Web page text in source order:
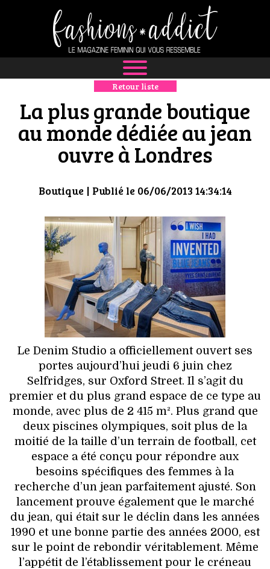
NEWS
MODE
LUXE
DÉFILÉS
BOUTIQUE
CULTURE
HIGH TECH
MAISON
AUTO
LIEUX TENDANCES
BEAUTÉ
MODE DE RUE
JEUNES CRÉATEURS
HISTOIRE DES MARQUES
DÉCO
VOYAGES & LOISIRS
Retour liste
La plus grande boutique
au monde dédiée au jean
ouvre à Londres
Boutique| Publié le 06/06/2013 14:34:14
Le Denim Studio a officiellement ouvert ses
portes aujourd’hui jeudi 6 juin chez
Selfridges, sur Oxford Street. Il s’agit du
premier et du plus grand espace de ce type au
monde, avec plus de 2 415 m². Plus grand que
deux piscines olympiques, soit plus de la
moitié de la taille d’un terrain de football, cet
espace a été conçu pour répondre aux
besoins spécifiques des femmes à la
recherche d’un jean parfaitement ajusté. Son
lancement prouve également que le marché
du jean, qui était sur le déclin dans les années
1990 et une bonne partie des années 2000, est
sur le point de rebondir véritablement. Même
l’appétit de l’établissement pour le créneau